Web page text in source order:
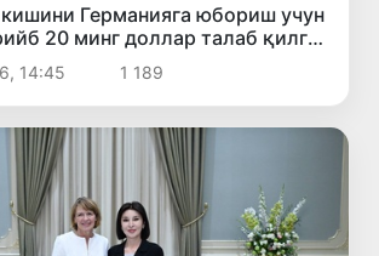
Германияга юбориш учун
20 минг доллар талаб қилган
14:45 1 189